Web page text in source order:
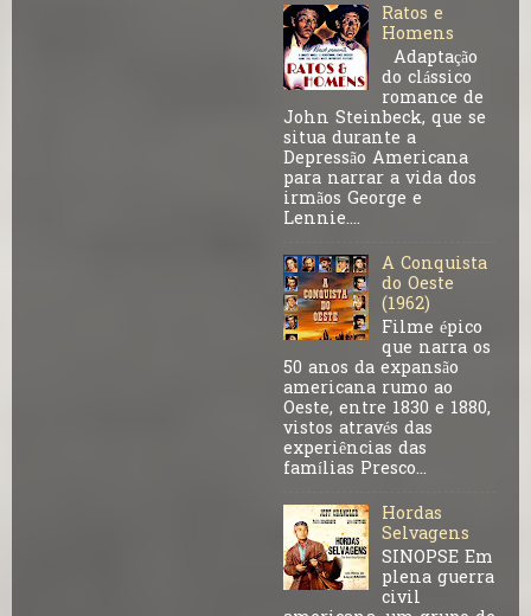
Ratos e
Homens
Adaptação
do clássico
romance de
John Steinbeck, que se
situa durante a
Depressão Americana
para narrar a vida dos
irmãos George e
Lennie....
A Conquista
do Oeste
(1962)
Filme épico
que narra os
50 anos da expansão
americana rumo ao
Oeste, entre 1830 e 1880,
vistos através das
experiências das
famílias Presco...
Hordas
Selvagens
SINOPSE Em
plena guerra
civil